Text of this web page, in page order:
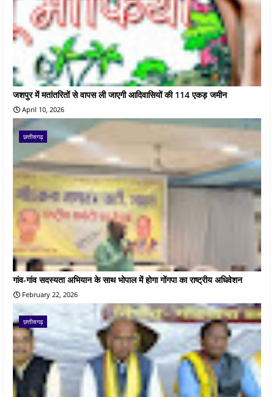
जशपुर में मतांतरितों से वापस ली जाएगी आदिवासियों की 114 एकड़ जमीन
April 10, 2026
छत्तीसगढ़
गांव-गांव सदस्यता अभियान के साथ भोपाल में होगा गोंगपा का राष्ट्रीय अधिवेशन
February 22, 2026
छत्तीसगढ़